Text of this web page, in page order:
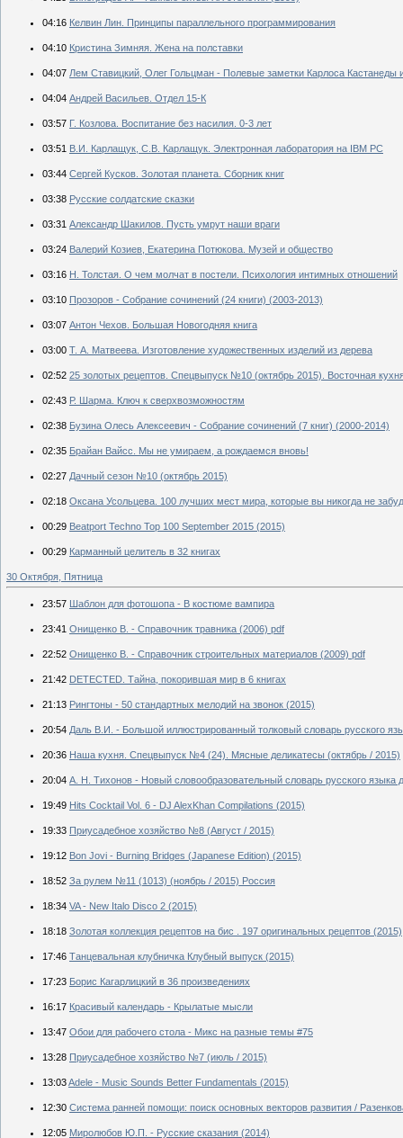
04:16 Келвин Лин. Принципы параллельного программирования
04:10 Кристина Зимняя. Жена на полставки
04:07 Лем Ставицкий, Олег Гольцман - Полевые заметки Карлоса Кастанеды
04:04 Андрей Васильев. Отдел 15-К
03:57 Г. Козлова. Воспитание без насилия. 0-3 лет
03:51 В.И. Карлащук, С.В. Карлащук. Электронная лаборатория на IBM PC
03:44 Сергей Кусков. Золотая планета. Сборник книг
03:38 Русские солдатские сказки
03:31 Александр Шакилов. Пусть умрут наши враги
03:24 Валерий Козиев, Екатерина Потюкова. Музей и общество
03:16 Н. Толстая. О чем молчат в постели. Психология интимных отношений
03:10 Прозоров - Собрание сочинений (24 книги) (2003-2013)
03:07 Антон Чехов. Большая Новогодняя книга
03:00 Т. А. Матвеева. Изготовление художественных изделий из дерева
02:52 25 золотых рецептов. Спецвыпуск №10 (октябрь 2015). Восточная
02:43 Р. Шарма. Ключ к сверхвозможностям
02:38 Бузина Олесь Алексеевич - Собрание сочинений (7 книг) (2000-2014)
02:35 Брайан Вайсс. Мы не умираем, а рождаемся вновь!
02:27 Дачный сезон №10 (октябрь 2015)
02:18 Оксана Усольцева. 100 лучших мест мира, которые вы никогда не
00:29 Beatport Techno Top 100 September 2015 (2015)
00:29 Карманный целитель в 32 книгах
30 Октября, Пятница
23:57 Шаблон для фотошопа - В костюме вампира
23:41 Онищенко В. - Справочник травника (2006) pdf
22:52 Онищенко В. - Справочник строительных материалов (2009) pdf
21:42 DETECTED. Тайна, покорившая мир в 6 книгах
21:13 Рингтоны - 50 стандартных мелодий на звонок (2015)
20:54 Даль В.И. - Большой иллюстрированный толковый словарь русского
20:36 Наша кухня. Спецвыпуск №4 (24). Мясные деликатесы (октябрь / 2015)
20:04 А. Н. Тихонов - Новый словообразовательный словарь русского языка
19:49 Hits Cocktail Vol. 6 - DJ AlexKhan Compilations (2015)
19:33 Приусадебное хозяйство №8 (Август / 2015)
19:12 Bon Jovi - Burning Bridges (Japanese Edition) (2015)
18:52 За рулем №11 (1013) (ноябрь / 2015) Россия
18:34 VA - New Italo Disco 2 (2015)
18:18 Золотая коллекция рецептов на бис . 197 оригинальных рецептов (2015)
17:46 Танцевальная клубничка Клубный выпуск (2015)
17:23 Борис Кагарлицкий в 36 произведениях
16:17 Красивый календарь - Крылатые мысли
13:47 Обои для рабочего стола - Микс на разные темы #75
13:28 Приусадебное хозяйство №7 (июль / 2015)
13:03Adele - Music Sounds Better Fundamentals (2015)
12:30 Система ранней помощи: поиск основных векторов развития /
12:05 Миролюбов Ю.П. - Русские сказания (2014)